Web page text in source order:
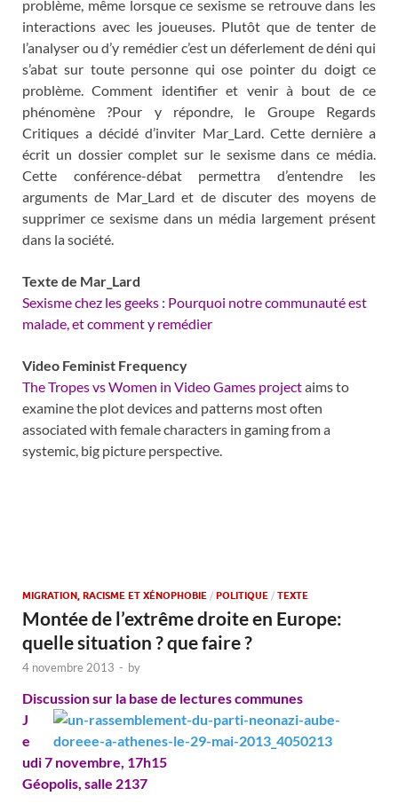
problème, même lorsque ce sexisme se retrouve dans les
interactions avec les joueuses. Plutôt que de tenter de
l’analyser ou d’y remédier c’est un déferlement de déni qui
s’abat sur toute personne qui ose pointer du doigt ce
problème. Comment identifier et venir à bout de ce
phénomène ?Pour y répondre, le Groupe Regards
Critiques a décidé d’inviter Mar_Lard. Cette dernière a
écrit un dossier complet sur le sexisme dans ce média.
Cette conférence-débat permettra d’entendre les
arguments de Mar_Lard et de discuter des moyens de
supprimer ce sexisme dans un média largement présent
dans la société.
Texte de Mar_Lard
Sexisme chez les geeks : Pourquoi notre communauté est
malade, et comment y remédier
Video Feminist Frequency
The Tropes vs Women in Video Games projectaims to
examine the plot devices and patterns most often
associated with female characters in gaming from a
systemic, big picture perspective.
MIGRATION, RACISME ET XÉNOPHOBIE / POLITIQUE / TEXTE
Montée de l’extrême droite en Europe:
quelle situation ? que faire ?
4 novembre 2013 - by
Discussion sur la base de lectures communes
J
e
udi7 novembre, 17h15
Géopolis, salle 2137